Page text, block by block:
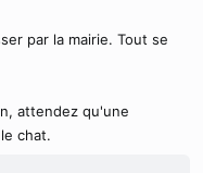
par la mairie. Tout se
attendez qu'une
chat.